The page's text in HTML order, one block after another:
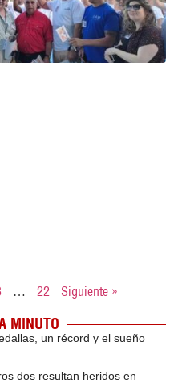
… 22 Siguiente »
MINUTO
un récord y el sueño
dos resultan heridos en